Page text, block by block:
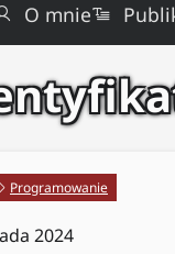
O mnie
Programowanie
2024